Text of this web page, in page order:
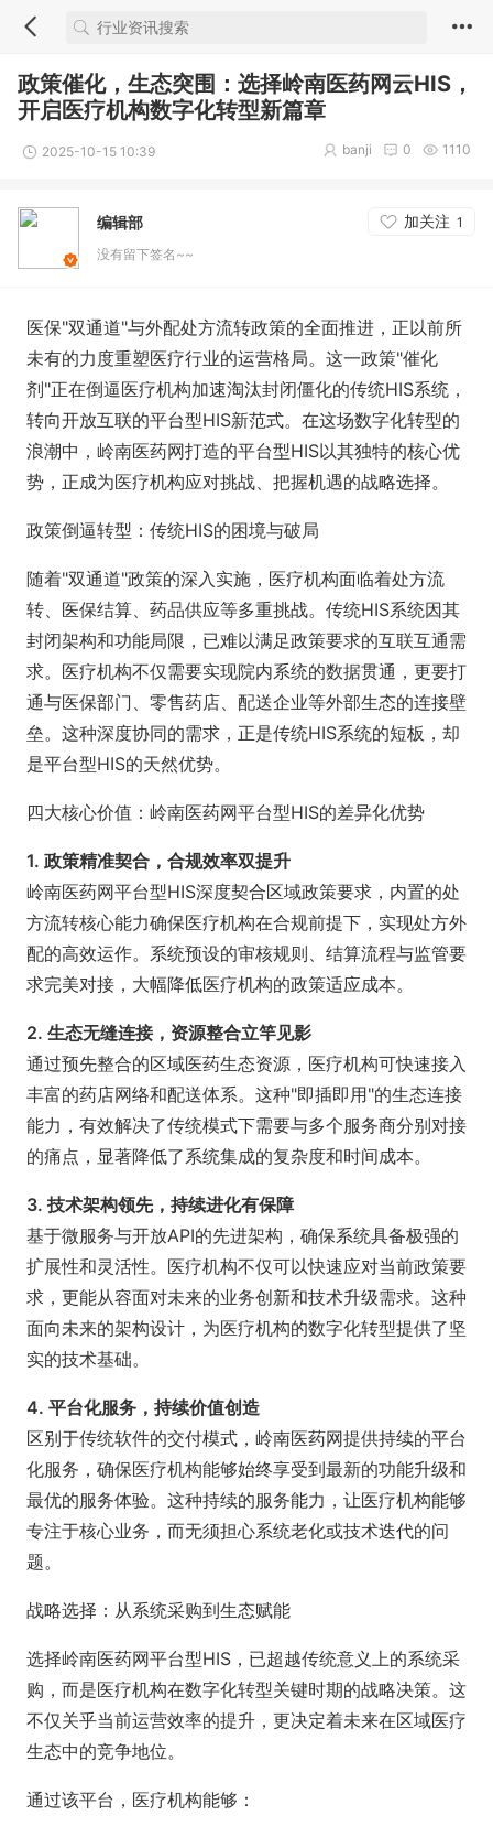
​政策催化，生态突围：选择岭南医药网云HIS，
开启医疗机构数字化转型新篇章
2025-10-15 10:39 1110
0
banji
编辑部 加关注 1
没有留下签名~~
医保"双通道"与外配处方流转政策的全面推进，正以前所
未有的力度重塑医疗行业的运营格局。这一政策"催化
剂"正在倒逼医疗机构加速淘汰封闭僵化的传统HIS系统，
转向开放互联的平台型HIS新范式。在这场数字化转型的
浪潮中，岭南医药网打造的平台型HIS以其独特的核心优
势，正成为医疗机构应对挑战、把握机遇的战略选择。
政策倒逼转型：传统HIS的困境与破局
随着"双通道"政策的深入实施，医疗机构面临着处方流
转、医保结算、药品供应等多重挑战。传统HIS系统因其
封闭架构和功能局限，已难以满足政策要求的互联互通需
求。医疗机构不仅需要实现院内系统的数据贯通，更要打
通与医保部门、零售药店、配送企业等外部生态的连接壁
垒。这种深度协同的需求，正是传统HIS系统的短板，却
是平台型HIS的天然优势。
四大核心价值：岭南医药网平台型HIS的差异化优势
1. 政策精准契合，合规效率双提升
岭南医药网平台型HIS深度契合区域政策要求，内置的处
方流转核心能力确保医疗机构在合规前提下，实现处方外
配的高效运作。系统预设的审核规则、结算流程与监管要
求完美对接，大幅降低医疗机构的政策适应成本。
2. 生态无缝连接，资源整合立竿见影
通过预先整合的区域医药生态资源，医疗机构可快速接入
丰富的药店网络和配送体系。这种"即插即用"的生态连接
能力，有效解决了传统模式下需要与多个服务商分别对接
的痛点，显著降低了系统集成的复杂度和时间成本。
3. 技术架构领先，持续进化有保障
基于微服务与开放API的先进架构，确保系统具备极强的
扩展性和灵活性。医疗机构不仅可以快速应对当前政策要
求，更能从容面对未来的业务创新和技术升级需求。这种
面向未来的架构设计，为医疗机构的数字化转型提供了坚
实的技术基础。
4. 平台化服务，持续价值创造
区别于传统软件的交付模式，岭南医药网提供持续的平台
化服务，确保医疗机构能够始终享受到最新的功能升级和
最优的服务体验。这种持续的服务能力，让医疗机构能够
专注于核心业务，而无须担心系统老化或技术迭代的问
题。
战略选择：从系统采购到生态赋能
选择岭南医药网平台型HIS，已超越传统意义上的系统采
购，而是医疗机构在数字化转型关键时期的战略决策。这
不仅关乎当前运营效率的提升，更决定着未来在区域医疗
生态中的竞争地位。
通过该平台，医疗机构能够：